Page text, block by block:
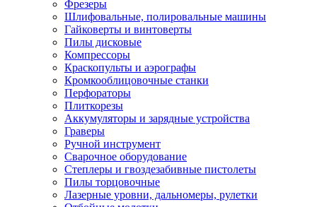
Фрезеры
Шлифовальные, полировальные машины
Гайковерты и винтоверты
Пилы дисковые
Компрессоры
Краскопульты и аэрографы
Кромкооблицовочные станки
Перфораторы
Плиткорезы
Аккумуляторы и зарядные устройства
Граверы
Ручной инструмент
Сварочное оборудование
Степлеры и гвоздезабивные пистолеты
Пилы торцовочные
Лазерные уровни, дальномеры, рулетки